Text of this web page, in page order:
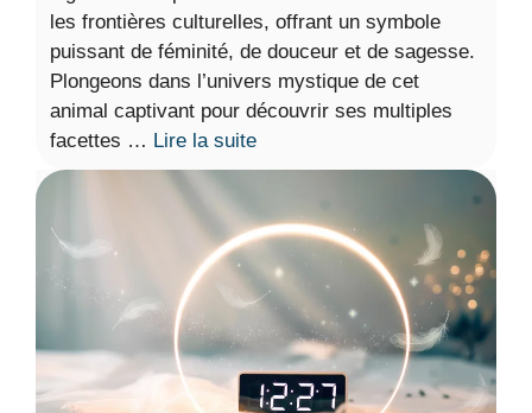
les frontières culturelles, offrant un symbole
puissant de féminité, de douceur et de sagesse.
Plongeons dans l’univers mystique de cet
animal captivant pour découvrir ses multiples
facettes … Lire la suite